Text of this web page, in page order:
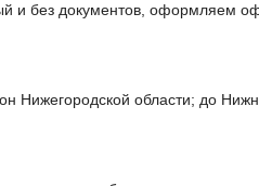
и без документов, оформляем
области; до